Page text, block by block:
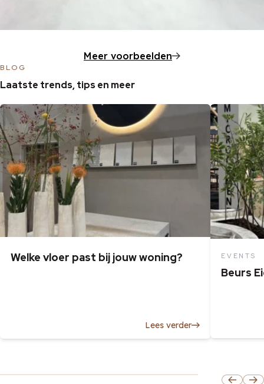
Meer voorbeelden
BLOG
Laatste trends, tips en meer
Welke vloer past bij jouw woning?
Lees verder
EVENTS
Beurs